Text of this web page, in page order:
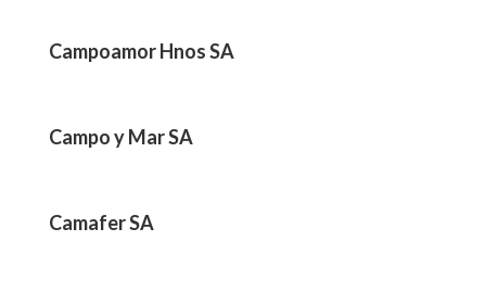
Campoamor Hnos SA
Campo y Mar SA
Camafer SA